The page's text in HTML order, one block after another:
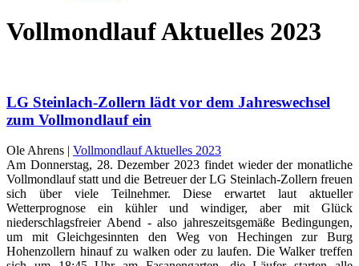
Vollmondlauf Aktuelles 2023
LG Steinlach-Zollern lädt vor dem Jahreswechsel
zum Vollmondlauf ein
Ole Ahrens | Vollmondlauf Aktuelles 2023
Am Donnerstag, 28. Dezember 2023 findet wieder der monatliche
Vollmondlauf statt und die Betreuer der LG Steinlach-Zollern freuen
sich über viele Teilnehmer. Diese erwartet laut aktueller
Wetterprognose ein kühler und windiger, aber mit Glück
niederschlagsfreier Abend - also jahreszeitsgemäße Bedingungen,
um mit Gleichgesinnten den Weg von Hechingen zur Burg
Hohenzollern hinauf zu walken oder zu laufen. Die Walker treffen